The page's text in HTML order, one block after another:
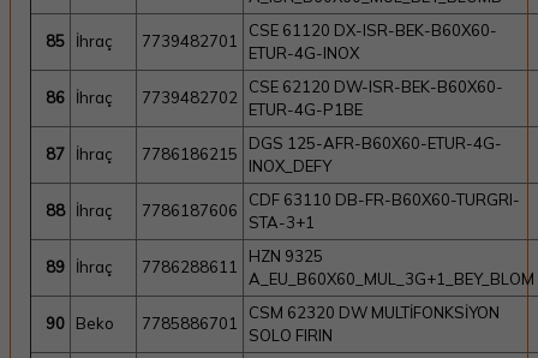
85 İhraç 7739482701
CSE 61120 DX-ISR-BEK-B60X60-
ETUR-4G-INOX
86 İhraç 7739482702
CSE 62120 DW-ISR-BEK-B60X60-
ETUR-4G-P1BE
87 İhraç 7786186215
DGS 125-AFR-B60X60-ETUR-4G-
INOX_DEFY
88 İhraç 7786187606
CDF 63110 DB-FR-B60X60-TURGRI-
STA-3+1
89 İhraç 7786288611
HZN 9325
A_EU_B60X60_MUL_3G+1_BEY_BLOM
90 Beko 7785886701
CSM 62320 DW MULTİFONKSİYON
SOLO FIRIN